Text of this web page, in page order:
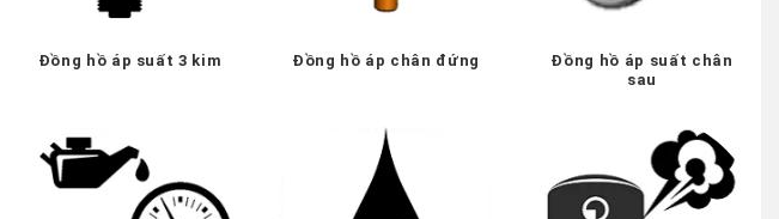
Đồng hồ áp suất 3 kim Đồng hồ áp chân đứng
Đồng hồ áp suất chân
sau